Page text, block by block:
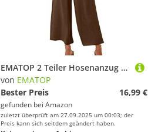
EMATOP 2 Teiler Hosenanzug Damen Elegant Zweiteiler Outfit Sommer Ärmelloses Tank Top und Hose Trainingsanzug Baumwolle Leinen Freizeitanzug mit Taschen Sportanzug Leicht Einfarbig Loungewear
von EMATOP
Bester Preis
16,99 €
gefunden bei Amazon
zuletzt überprüft am 27.09.2025 um 00:03; der
Preis kann sich seitdem geändert haben.